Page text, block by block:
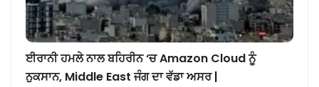
ਈਰਾਨੀ ਹਮਲੇ ਨਾਲ ਬਹਿਰੀਨ ‘ਚ Amazon Cloud ਨੂੰ
ਨੁਕਸਾਨ, Middle East ਜੰਗ ਦਾ ਵੱਡਾ ਅਸਰ |